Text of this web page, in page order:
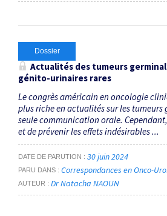
Dossier
Actualités des tumeurs
génito-urinaires rares
Le congrès américain en oncologie
plus riche en actualités sur les tumeurs
seule communication orale.
et de prévenir les effets indésirables ...
DATE DE PARUTION 30 juin 2024
PARU DANS Correspondances en Onco-
AUTEUR Dr Natacha NAOUN